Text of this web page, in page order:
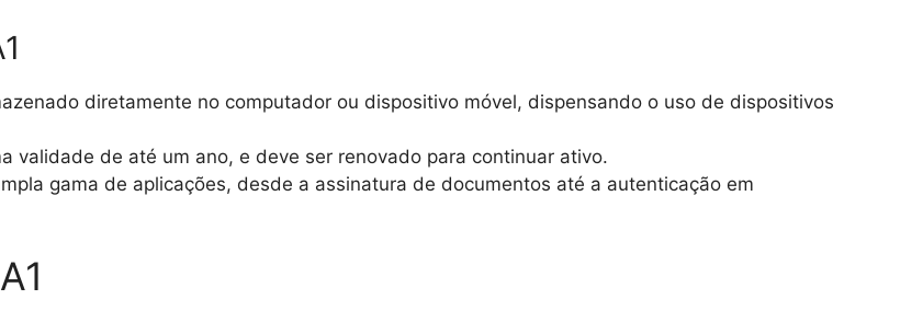
diretamente no computador ou dispositivo móvel, dispensando o uso de dispositivos
validade de até um ano, e deve ser renovado para continuar ativo.
gama de aplicações, desde a assinatura de documentos até a autenticação em